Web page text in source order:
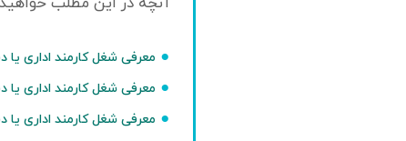
معرفی شغل کارمند اداری یا
معرفی شغل کارمند اداری یا
معرفی شغل کارمند اداری